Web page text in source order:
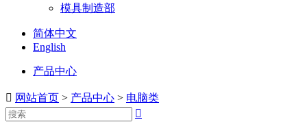
模具制造部
简体中文
English
产品中心
 网站首页 > 产品中心 > 电脑类
